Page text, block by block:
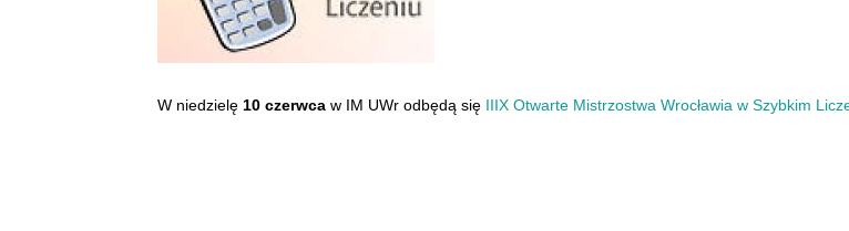
W niedzielę 10 czerwca w IM UWr odbędą się IIIX Otwarte Mistrzostwa Wrocławia w Szybkim